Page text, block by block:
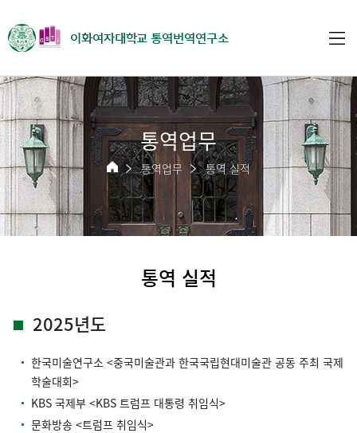
이화여자대학교 통역번역연구소
통역업무
통역업무 통역 실적
통역 실적
2025년도
한국미술연구소 <중국미술관과 한국국립현대미술관 공동 주최 국제
학술대회>
KBS 국제부 <KBS 트럼프 대통령 취임식>
문화방송 <트럼프 취임식>